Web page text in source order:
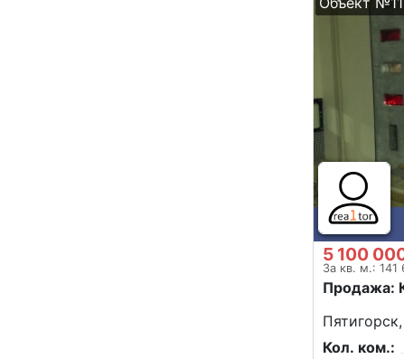
5 100
За кв. м.: 141
Продажа:
Кол. ком.: